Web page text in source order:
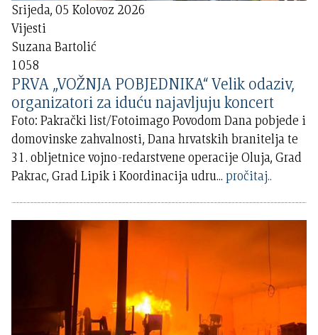
Srijeda, 05 Kolovoz 2026
Vijesti
Suzana Bartolić
1058
PRVA „VOŽNJA POBJEDNIKA“ Velik odaziv,
organizatori za iduću najavljuju koncert
Foto: Pakrački list/Fotoimago Povodom Dana pobjede i
domovinske zahvalnosti, Dana hrvatskih branitelja te
31. obljetnice vojno-redarstvene operacije Oluja, Grad
Pakrac, Grad Lipik i Koordinacija udru... pročitaj..